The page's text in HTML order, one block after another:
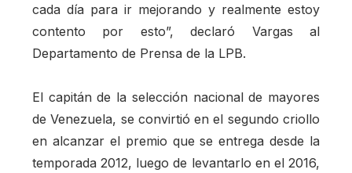
cada día para ir mejorando y realmente estoy
contento por esto”, declaró Vargas al
Departamento de Prensa de la LPB.
El capitán de la selección nacional de mayores
de Venezuela, se convirtió en el segundo criollo
en alcanzar el premio que se entrega desde la
temporada 2012, luego de levantarlo en el 2016,